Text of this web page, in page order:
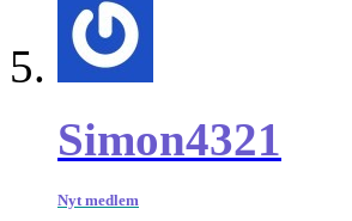
Simon4321
Nyt medlem